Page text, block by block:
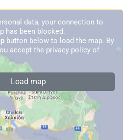
data, your connection to
has been blocked.
button below to load the map. By
accept the privacy policy of
Load map